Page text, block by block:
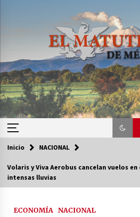
Tendencias
Inicio NACIONAL
Volaris y Viva Aerobus cancelan vuelos en
intensas lluvias
ECONOMÍA NACIONAL